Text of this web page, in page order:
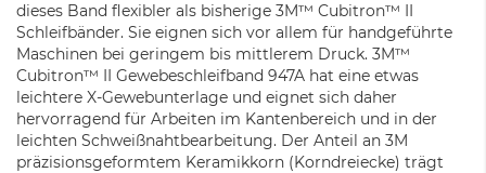
dieses Band flexibler als bisherige 3M™ Cubitron™ II
Schleifbänder. Sie eignen sich vor allem für handgeführte
Maschinen bei geringem bis mittlerem Druck. 3M™
Cubitron™ II Gewebeschleifband 947A hat eine etwas
leichtere X-Gewebunterlage und eignet sich daher
hervorragend für Arbeiten im Kantenbereich und in der
leichten Schweißnahtbearbeitung. Der Anteil an 3M
präzisionsgeformtem Keramikkorn (Korndreiecke) trägt